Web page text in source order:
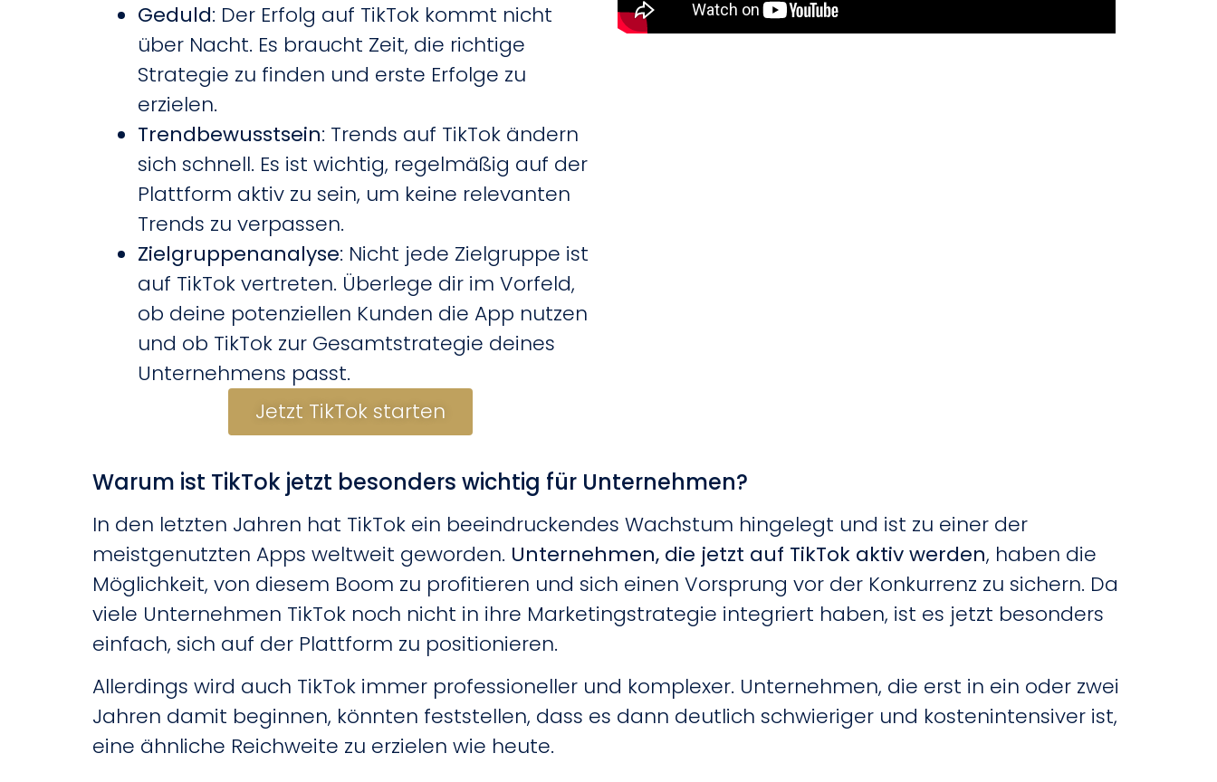
Geduld: Der Erfolg auf TikTok kommt nicht
über Nacht. Es braucht Zeit, die richtige
Strategie zu finden und erste Erfolge zu
erzielen.
Trendbewusstsein: Trends auf TikTok ändern
sich schnell. Es ist wichtig, regelmäßig auf der
Plattform aktiv zu sein, um keine relevanten
Trends zu verpassen.
Zielgruppenanalyse: Nicht jede Zielgruppe ist
auf TikTok vertreten. Überlege dir im Vorfeld,
ob deine potenziellen Kunden die App nutzen
und ob TikTok zur Gesamtstrategie deines
Unternehmens passt.
Jetzt TikTok starten
Warum ist TikTok jetzt besonders wichtig für Unternehmen?
In den letzten Jahren hat TikTok ein beeindruckendes Wachstum hingelegt und ist zu einer der
meistgenutzten Apps weltweit geworden. Unternehmen, die jetzt auf TikTok aktiv werden, haben die
Möglichkeit, von diesem Boom zu profitieren und sich einen Vorsprung vor der Konkurrenz zu sichern. Da
viele Unternehmen TikTok noch nicht in ihre Marketingstrategie integriert haben, ist es jetzt besonders
einfach, sich auf der Plattform zu positionieren.
Allerdings wird auch TikTok immer professioneller und komplexer. Unternehmen, die erst in ein oder zwei
Jahren damit beginnen, könnten feststellen, dass es dann deutlich schwieriger und kostenintensiver ist,
eine ähnliche Reichweite zu erzielen wie heute.